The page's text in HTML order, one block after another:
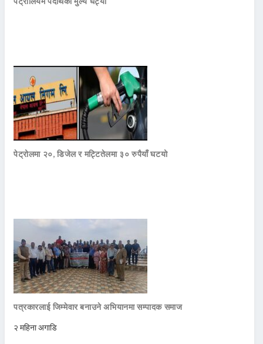
पेट्रोलमा २०, डिजेल र मट्टितेलमा ३० रुपैयाँ घटयो
पत्रकारलाई जिम्मेवार बनाउने अभियानमा सम्पादक समाज
२ महिना अगाडि